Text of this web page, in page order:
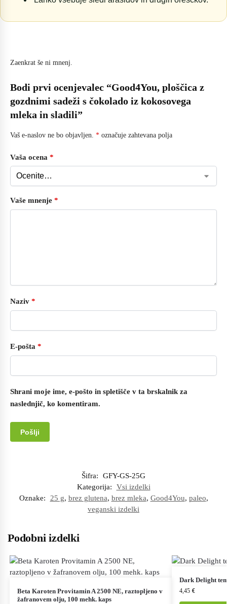
Zaenkrat še ni mnenj.
Bodi prvi ocenjevalec “Good4You, ploščica z
gozdnimi sadeži s čokolado iz kokosovega
mleka in sladili”
Vaš e-naslov ne bo objavljen. * označuje zahtevana polja
Vaša ocena *
Vaše mnenje *
Naziv *
E-pošta *
Shrani moje ime, e-pošto in spletišče v ta brskalnik za
naslednjič, ko komentiram.
Šifra:
GFY-GS-25G
Kategorija:
Vsi izdelki
Oznake:
25 g, brez glutena, brez mleka, Good4You, paleo,
veganski izdelki
Podobni izdelki
Beta Karoten Provitamin A 2500 NE, raztopljeno v
žafranovem olju, 100 mehk. kaps
Dark Delight
4,45 €